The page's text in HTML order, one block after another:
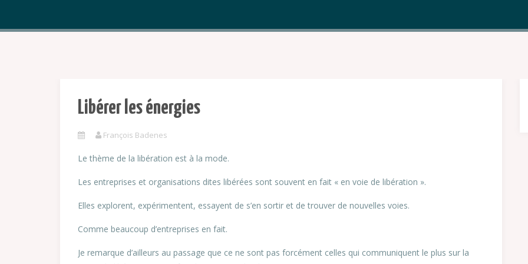
Libérer les énergies
François Badenes
Le thème de la libération est à la mode.
Les entreprises et organisations dites libérées sont souvent en fait « en voie de libération ».
Elles explorent, expérimentent, essayent de s’en sortir et de trouver de nouvelles voies.
Comme beaucoup d’entreprises en fait.
Je remarque d’ailleurs au passage que ce ne sont pas forcément celles qui communiquent le plus sur la